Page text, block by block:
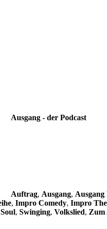
Ausgang - der Podcast
Auftrag, Ausgang, Ausgang
, Impro Comedy, Impro
Soul, Swinging, Volkslied, Zum